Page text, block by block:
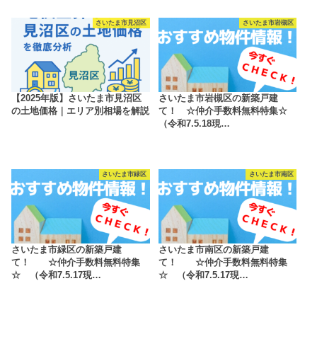
さいたま市見沼区
【2025年版】さいたま市見沼区
の土地価格｜エリア別相場を解説
さいたま市岩槻区
さいたま市岩槻区の新築戸建
て！ ☆仲介手数料無料特集☆
（令和7.5.18現…
さいたま市緑区
さいたま市緑区の新築戸建
て！ ☆仲介手数料無料特集
☆ （令和7.5.17現…
さいたま市南区
さいたま市南区の新築戸建
て！ ☆仲介手数料無料特集
☆ （令和7.5.17現…